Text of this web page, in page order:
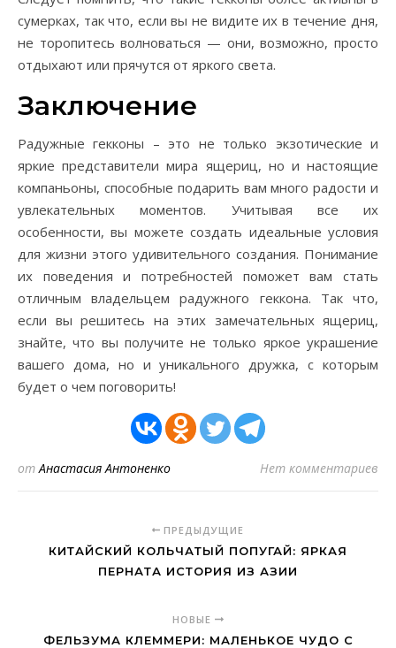
сумерках, так что, если вы не видите их в течение дня,
не торопитесь волноваться — они, возможно, просто
отдыхают или прячутся от яркого света.
Заключение
Радужные гекконы – это не только экзотические и
яркие представители мира ящериц, но и настоящие
компаньоны, способные подарить вам много радости и
увлекательных моментов. Учитывая все их
особенности, вы можете создать идеальные условия
для жизни этого удивительного создания. Понимание
их поведения и потребностей поможет вам стать
отличным владельцем радужного геккона. Так что,
если вы решитесь на этих замечательных ящериц,
знайте, что вы получите не только яркое украшение
вашего дома, но и уникального дружка, с которым
будет о чем поговорить!
отАнастасия Антоненко Нет комментариев
ПРЕДЫДУЩИЕ
КИТАЙСКИЙ КОЛЬЧАТЫЙ ПОПУГАЙ: ЯРКАЯ
ПЕРНАТА ИСТОРИЯ ИЗ АЗИИ
НОВЫЕ
ФЕЛЬЗУМА КЛЕММЕРИ: МАЛЕНЬКОЕ ЧУДО С